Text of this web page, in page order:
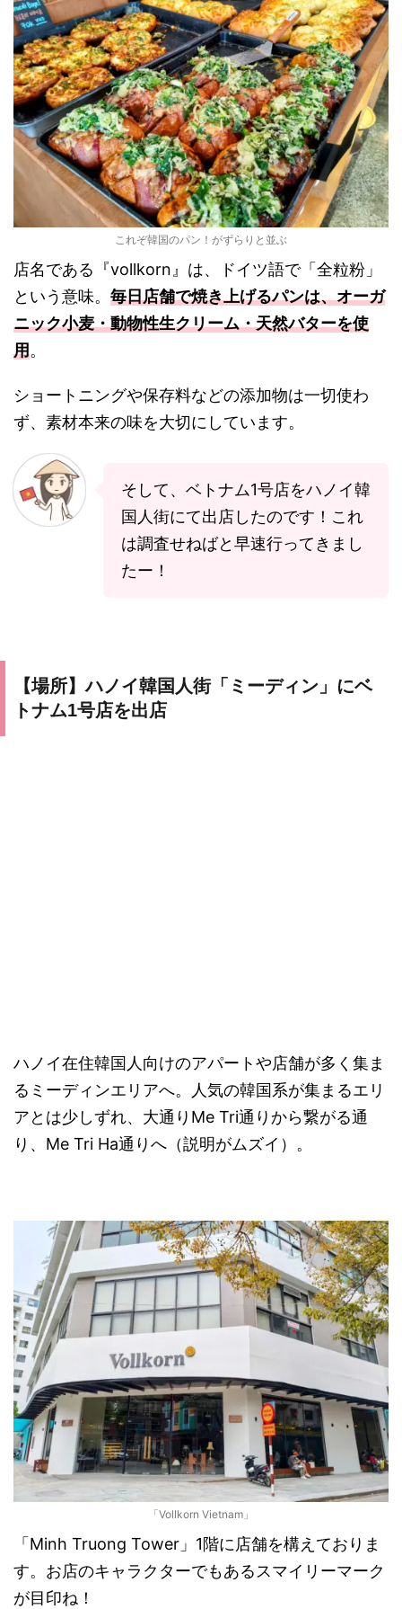
これぞ韓国のパン！がずらりと並ぶ
店名である『vollkorn』は、ドイツ語で「全粒粉」
という意味。 毎日店舗で焼き上げるパンは、オーガ
ニック小麦・動物性生クリーム・天然バターを使
用。
ショートニングや保存料などの添加物は一切使わ
ず、素材本来の味を大切にしています。
そして、ベトナム1号店をハノイ韓
国人街にて出店したのです！これ
は調査せねばと早速行ってきまし
たー！
【場所】ハノイ韓国人街「ミーディン」にベ
トナム1号店を出店
ハノイ在住韓国人向けのアパートや店舗が多く集ま
るミーディンエリアへ。人気の韓国系が集まるエリ
アとは少しずれ、大通りMe Tri通りから繋がる通
り、Me Tri Ha通りへ（説明がムズイ）。
「Vollkorn Vietnam」
「Minh Truong Tower」1階に店舗を構えておりま
す。お店のキャラクターでもあるスマイリーマーク
が目印ね！